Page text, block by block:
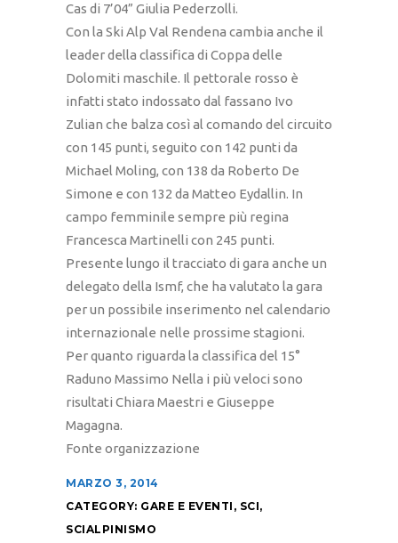
Cas di 7’04” Giulia Pederzolli.
Con la Ski Alp Val Rendena cambia anche il
leader della classifica di Coppa delle
Dolomiti maschile. Il pettorale rosso è
infatti stato indossato dal fassano Ivo
Zulian che balza così al comando del circuito
con 145 punti, seguito con 142 punti da
Michael Moling, con 138 da Roberto De
Simone e con 132 da Matteo Eydallin. In
campo femminile sempre più regina
Francesca Martinelli con 245 punti.
Presente lungo il tracciato di gara anche un
delegato della Ismf, che ha valutato la gara
per un possibile inserimento nel calendario
internazionale nelle prossime stagioni.
Per quanto riguarda la classifica del 15°
Raduno Massimo Nella i più veloci sono
risultati Chiara Maestri e Giuseppe
Magagna.
Fonte organizzazione
MARZO 3, 2014
CATEGORY: GARE E EVENTI , SCI,
SCIALPINISMO